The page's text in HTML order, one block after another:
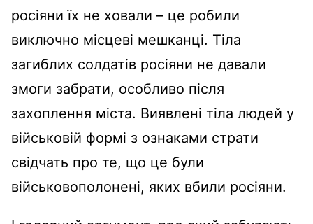
росіяни їх не ховали – це робили
виключно місцеві мешканці. Тіла
загиблих солдатів росіяни не давали
змоги забрати, особливо після
захоплення міста. Виявлені тіла людей у
військовій формі з ознаками страти
свідчать про те, що це були
військовополонені, яких вбили росіяни.